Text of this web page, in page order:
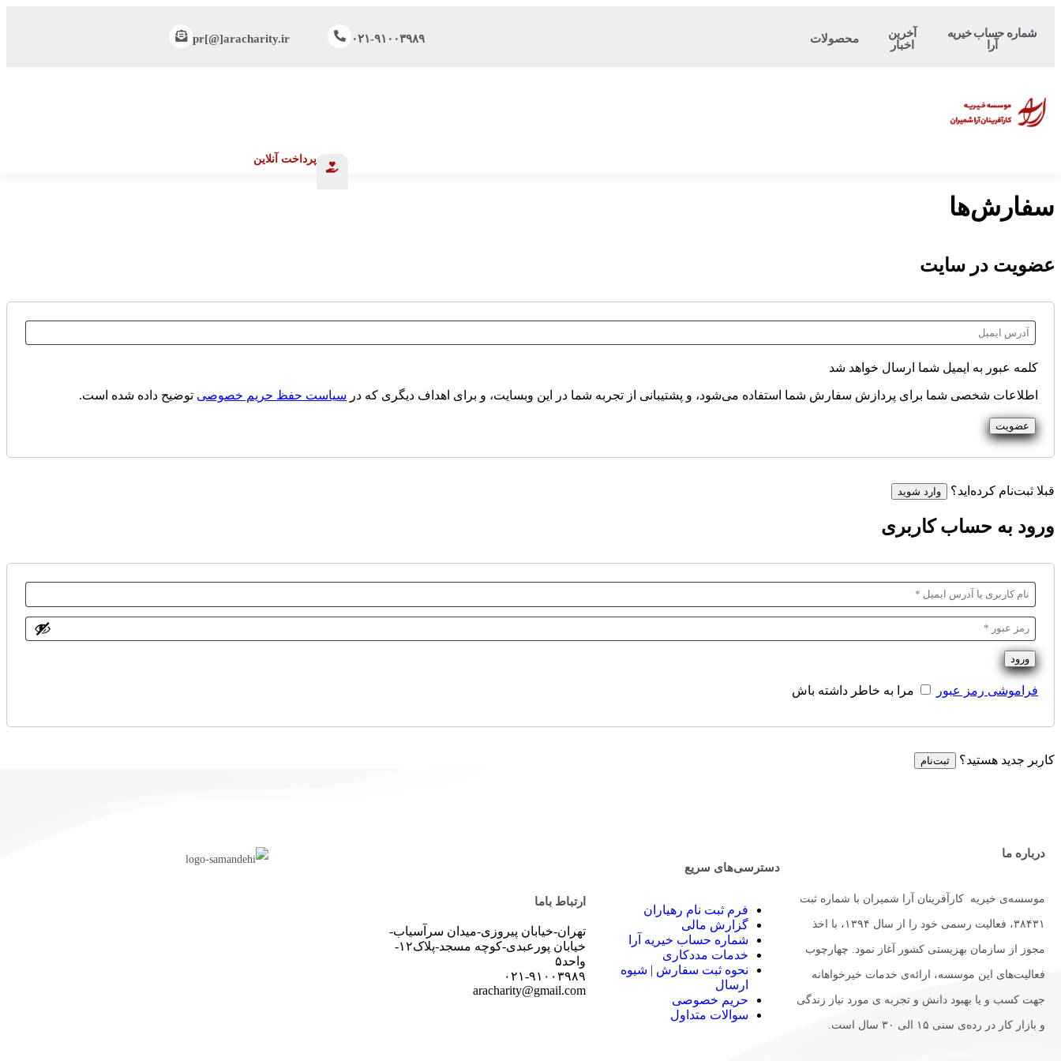
شماره حساب‌ خیریه
آرا
آخرین
اخبار
محصولات ۰۲۱-۹۱۰۰۳۹۸۹ pr[@]aracharity.ir
پرداخت آنلاین
سفارش‌ها
عضویت در سایت
کلمه عبور به ایمیل شما ارسال خواهد شد
اطلاعات شخصی شما برای پردازش سفارش شما استفاده می‌شود، و پشتیبانی از تجربه شما در این وبسایت، و برای اهداف دیگری که در سیاست حفظ حریم خصوصی توضیح داده شده است.
عضویت
قبلا ثبت‌نام کرده‌اید؟ وارد شوید
ورود به حساب کاربری
ورود
فراموشی رمز عبور مرا به خاطر داشته باش
کاربر جدید هستید؟ ثبت‌نام
درباره ما
موسسه‌ی خیریه کارآفرینان آرا شمیران با شماره ثبت
۳۸۴۳۱، فعالیت رسمی خود را از سال ۱۳۹۴، با اخذ
مجوز از سازمان بهزیستی کشور آغاز نمود. چهارچوب
فعالیت‌های این موسسه، ارائه‌ی خدمات خیرخواهانه
جهت کسب و یا بهبود دانش و تجربه ی مورد نیاز زندگی
و بازار کار در رده‌ی سنی ۱۵ الی ۳۰ سال است.
دسترسی‌های سریع
فرم ثبت نام رهیاران
گزارش مالی
شماره حساب‌ خیریه آرا
خدمات مددکاری
نحوه ثبت سفارش | شیوه
ارسال
حریم خصوصی
سوالات متداول
ارتباط باما
تهران-خیابان پیروزی-میدان سرآسیاب-
خیابان پورعبدی-کوچه مسجد-پلاک۱۲-
واحد۵
۰۲۱-۹۱۰۰۳۹۸۹
aracharity@gmail.com